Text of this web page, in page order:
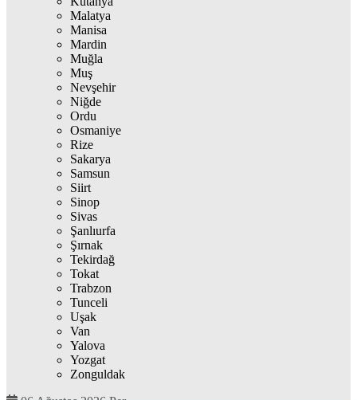
Malatya
Manisa
Mardin
Muğla
Muş
Nevşehir
Niğde
Ordu
Osmaniye
Rize
Sakarya
Samsun
Siirt
Sinop
Sivas
Şanlıurfa
Şırnak
Tekirdağ
Tokat
Trabzon
Tunceli
Uşak
Van
Yalova
Yozgat
Zonguldak